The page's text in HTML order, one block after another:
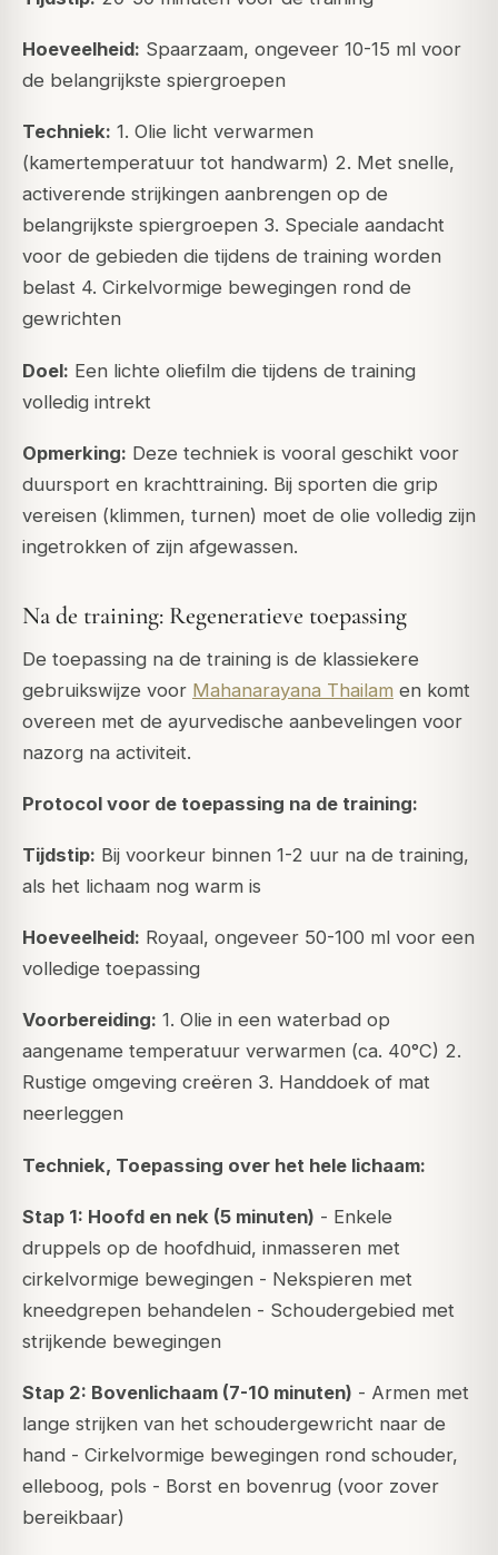
Hoeveelheid: Spaarzaam, ongeveer 10-15 ml voor
de belangrijkste spiergroepen
Techniek: 1. Olie licht verwarmen
(kamertemperatuur tot handwarm) 2. Met snelle,
activerende strijkingen aanbrengen op de
belangrijkste spiergroepen 3. Speciale aandacht
voor de gebieden die tijdens de training worden
belast 4. Cirkelvormige bewegingen rond de
gewrichten
Doel: Een lichte oliefilm die tijdens de training
volledig intrekt
Opmerking: Deze techniek is vooral geschikt voor
duursport en krachttraining. Bij sporten die grip
vereisen (klimmen, turnen) moet de olie volledig zijn
ingetrokken of zijn afgewassen.
Na de training: Regeneratieve toepassing
De toepassing na de training is de klassiekere
gebruikswijze voor Mahanarayana Thailam en komt
overeen met de ayurvedische aanbevelingen voor
nazorg na activiteit.
Protocol voor de toepassing na de training:
Tijdstip: Bij voorkeur binnen 1-2 uur na de training,
als het lichaam nog warm is
Hoeveelheid: Royaal, ongeveer 50-100 ml voor een
volledige toepassing
Voorbereiding: 1. Olie in een waterbad op
aangename temperatuur verwarmen (ca. 40°C) 2.
Rustige omgeving creëren 3. Handdoek of mat
neerleggen
Techniek, Toepassing over het hele lichaam:
Stap 1: Hoofd en nek (5 minuten) - Enkele
druppels op de hoofdhuid, inmasseren met
cirkelvormige bewegingen - Nekspieren met
kneedgrepen behandelen - Schoudergebied met
strijkende bewegingen
Stap 2: Bovenlichaam (7-10 minuten) - Armen met
lange strijken van het schoudergewricht naar de
hand - Cirkelvormige bewegingen rond schouder,
elleboog, pols - Borst en bovenrug (voor zover
bereikbaar)